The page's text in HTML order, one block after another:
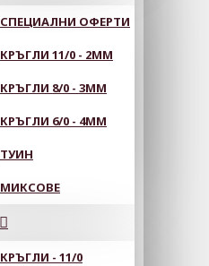
СПЕЦИАЛНИ ОФЕРТИ
КРЪГЛИ 11/0 - 2MM
КРЪГЛИ 8/0 - 3MM
КРЪГЛИ 6/0 - 4MM
ТУИН
МИКСОВЕ
КРЪГЛИ - 11/0